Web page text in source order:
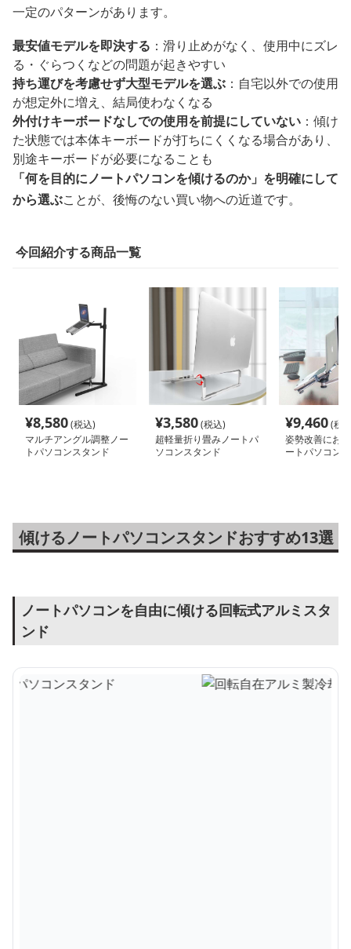
一定のパターンがあります。
最安値モデルを即決する ：滑り止めがなく、使用中にズレ
る・ぐらつくなどの問題が起きやすい
持ち運びを考慮せず大型モデルを選ぶ ：自宅以外での使用
が想定外に増え、結局使わなくなる
外付けキーボードなしでの使用を前提にしていない ：傾け
た状態では本体キーボードが打ちにくくなる場合があり、
別途キーボードが必要になることも
「何を目的にノートパソコンを傾けるのか」を明確にして
から選ぶことが、後悔のない買い物への近道です。
今回紹介する商品一覧
¥8,580(税込)
マルチアングル調整ノー
トパソコンスタンド
¥3,580(税込)
超軽量折り畳みノートパ
ソコンスタンド
¥9,460(税
姿勢改善にお
ートパソコン
傾けるノートパソコンスタンドおすすめ13選
ノートパソコンを自由に傾ける回転式アルミスタ
ンド